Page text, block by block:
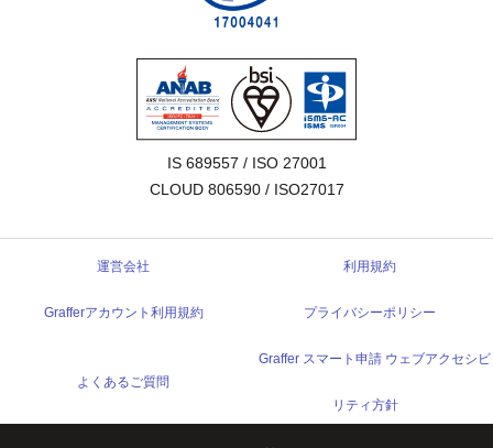
IS 689557 / ISO 27001
CLOUD 806590 / ISO27017
運営会社 利用規約
Grafferアカウント利用規約 プライバシーポリシー
よくあるご質問
Graffer スマート申請 ウェブアクセシビ
リティ方針